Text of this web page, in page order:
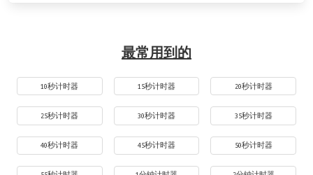
最常用到的
10秒计时器 15秒计时器 20秒计时器
25秒计时器 30秒计时器 35秒计时器
40秒计时器 45秒计时器 50秒计时器